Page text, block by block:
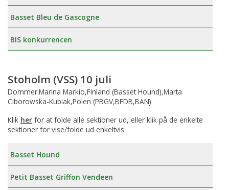
Basset Bleu de Gascogne
BIS konkurrencen
Stoholm (VSS) 10 juli
Dommer:Marina Markio,Finland (Basset Hound),Marta
Ciborowska-Kubiak,Polen (PBGV,BFDB,BAN)
Klik her for at folde alle sektioner ud, eller klik på de enkelte
sektioner for vise/folde ud enkeltvis.
Basset Hound
Petit Basset Griffon Vendeen